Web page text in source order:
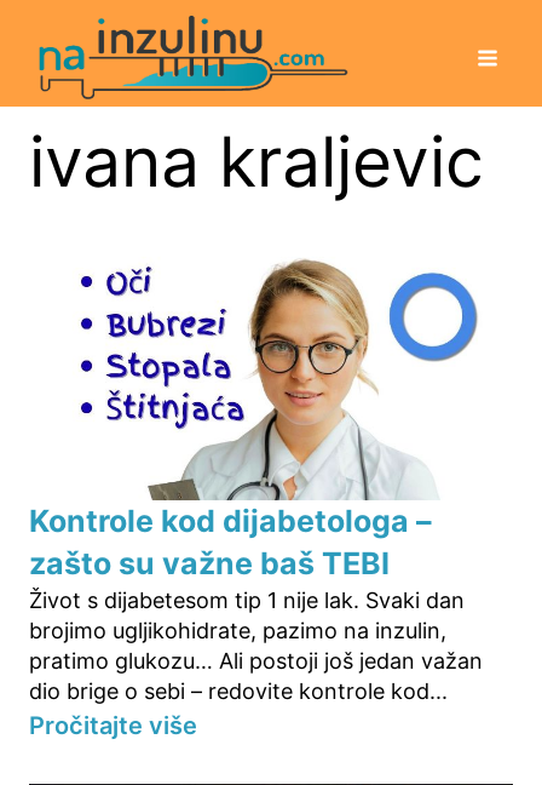
ivana kraljevic
Kontrole kod dijabetologa –
zašto su važne baš TEBI
Život s dijabetesom tip 1 nije lak. Svaki dan
brojimo ugljikohidrate, pazimo na inzulin,
pratimo glukozu… Ali postoji još jedan važan
dio brige o sebi – redovite kontrole kod...
Pročitajte više